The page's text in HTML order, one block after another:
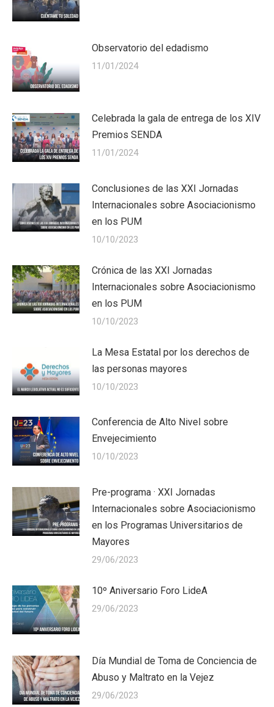
Observatorio del edadismo
11/01/2024
Celebrada la gala de entrega de los XIV
Premios SENDA
11/01/2024
Conclusiones de las XXI Jornadas
Internacionales sobre Asociacionismo
en los PUM
10/10/2023
Crónica de las XXI Jornadas
Internacionales sobre Asociacionismo
en los PUM
10/10/2023
La Mesa Estatal por los derechos de
las personas mayores
10/10/2023
Conferencia de Alto Nivel sobre
Envejecimiento
10/10/2023
Pre-programa · XXI Jornadas
Internacionales sobre Asociacionismo
en los Programas Universitarios de
Mayores
29/06/2023
10º Aniversario Foro LideA
29/06/2023
Día Mundial de Toma de Conciencia de
Abuso y Maltrato en la Vejez
29/06/2023